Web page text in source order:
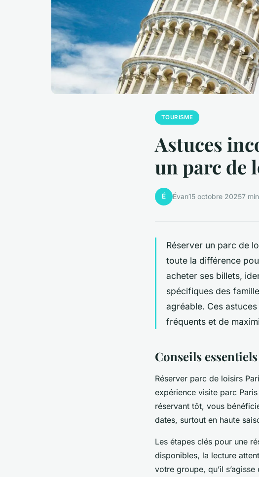
TOURISME
Astuces
un parc de
É Évan15 octobre 20257
Réserver un parc de
toute la différence
acheter ses billets,
spécifiques des
agréable. Ces
fréquents et de
Conseils
Réserver parc de loisirs
expérience visite parc
réservant tôt, vous
dates, surtout en haute
Les étapes clés pour une
disponibles, la lecture
votre groupe, qu’il